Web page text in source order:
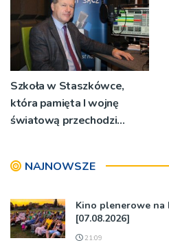
Szkoła w Staszkówce,
która pamięta I wojnę
światową przechodzi
NAJNOWSZE
Kino plenerowe na
[07.08.2026]
21:09